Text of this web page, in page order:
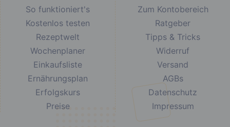
So funktioniert's
Kostenlos testen
Rezeptwelt
Wochenplaner
Einkaufsliste
Ernährungsplan
Erfolgskurs
Preise
Zum Kontobereich
Ratgeber
Tipps & Tricks
Widerruf
Versand
AGBs
Datenschutz
Impressum